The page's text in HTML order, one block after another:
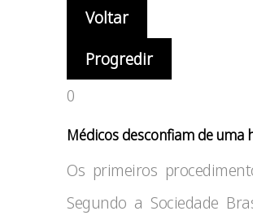
Voltar
Progredir
0
Médicos desconfiam de
Os primeiros
Segundo a Sociedade